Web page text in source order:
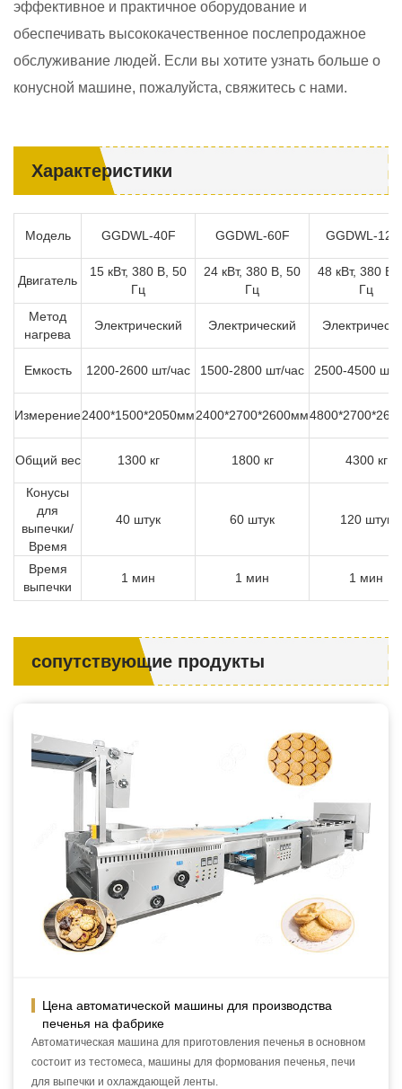
эффективное и практичное оборудование и
обеспечивать высококачественное послепродажное
обслуживание людей. Если вы хотите узнать больше о
конусной машине, пожалуйста, свяжитесь с нами.
Характеристики
Модель GGDWL-40F GGDWL-60F GGDWL-
Двигатель
15 кВт, 380 В, 50
Гц
24 кВт, 380 В, 50
Гц
48 кВт, 380 В,
Гц
Метод
нагрева
Электрический Электрический
Емкость 1200-2600 шт/час 1500-2800 шт/час 2500-4500 шт/
Измерение2400*1500*2050мм2400*2700*2600мм
Общий вес 1300 кг 1800 кг 4300 кг
Конусы
для
выпечки/
Время
40 штук 60 штук 120 штук
Время
выпечки
1 мин 1 мин 1 мин
сопутствующие продукты
Цена автоматической машины для производства
печенья на фабрике
Автоматическая машина для приготовления печенья в основном
состоит из тестомеса, машины для формования печенья, печи
для выпечки и охлаждающей ленты.